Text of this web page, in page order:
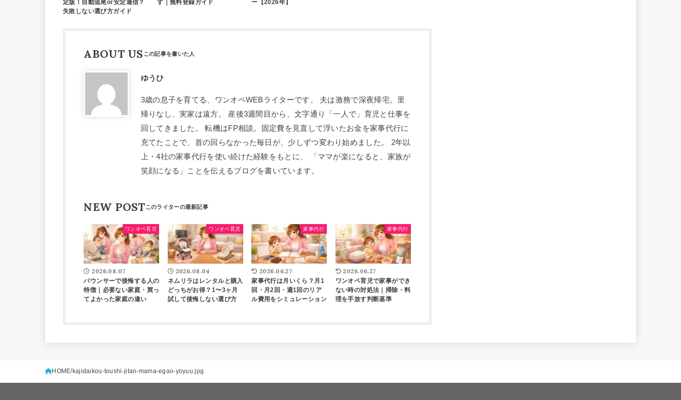
定版！自動追尾or安定通信？
失敗しない選び方ガイド
す｜無料登録ガイド
ー【2026年】
ABOUT US
ゆうひ
3歳の息子を育てる、ワンオペWEBライターです。 夫は激務で深夜帰宅。里
帰りなし、実家は遠方。 産後3週間目から、文字通り「一人で」育児と仕事を
回してきました。 転機はFP相談。固定費を見直して浮いたお金を家事代行に
充てたことで、首の回らなかった毎日が、少しずつ変わり始めました。 2年以
上・4社の家事代行を使い続けた経験をもとに、 「ママが楽になると、家族が
笑顔になる」ことを伝えるブログを書いています。
NEW POST
ワンオペ育児
2026.08.07
バウンサーで後悔する人の
特徴｜必要ない家庭・買っ
てよかった家庭の違い
ワンオペ育児
2026.08.04
ネムリラはレンタルと購入
どっちがお得？1〜3ヶ月
試して後悔しない選び方
家事代行
2026.06.27
家事代行は月いくら？月1
回・月2回・週1回のリア
ル費用をシミュレーション
家事代行
2026.06.27
ワンオペ育児で家事ができ
ない時の対処法｜掃除・料
理を手放す判断基準
HOME kajidaikou-toushi-jitan-mama-egao-yoyuu.jpg